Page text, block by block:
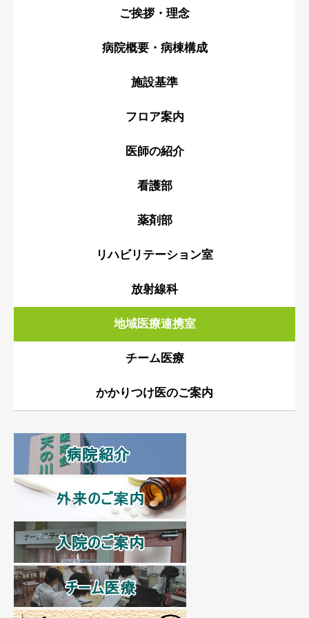
ご挨拶・理念
病院概要・病棟構成
施設基準
フロア案内
医師の紹介
看護部
薬剤部
リハビリテーション室
放射線科
地域医療連携室
チーム医療
かかりつけ医のご案内